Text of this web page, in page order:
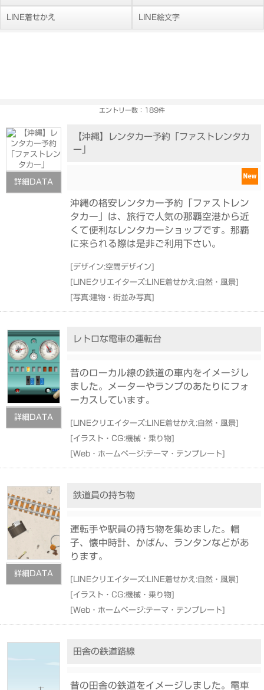
LINE着せかえ LINE絵文字
エントリー数：189件
詳細DATA
【沖縄】レンタカー予約「ファストレンタカ
ー」
沖縄の格安レンタカー予約「ファストレン
タカー」は、旅行で人気の那覇空港から近
くて便利なレンタカーショップです。那覇
に来られる際は是非ご利用下さい。
[デザイン:空間デザイン]
[ LINEクリエイターズ:LINE着せかえ:自然・風景]
[写真:建物・街並み写真]
詳細DATA
レトロな電車の運転台
昔のローカル線の鉄道の車内をイメージし
ました。メーターやランプのあたりにフォ
ーカスしています。
[ LINEクリエイターズ:LINE着せかえ:自然・風景]
[イラスト・CG:機械・乗り物]
[Web・ホームページ:テーマ・テンプレート]
詳細DATA
鉄道員の持ち物
運転手や駅員の持ち物を集めました。帽
子、懐中時計、かばん、ランタンなどがあ
ります。
[ LINEクリエイターズ:LINE着せかえ:自然・風景]
[イラスト・CG:機械・乗り物]
[Web・ホームページ:テーマ・テンプレート]
田舎の鉄道路線
昔の田舎の鉄道をイメージしました。電車